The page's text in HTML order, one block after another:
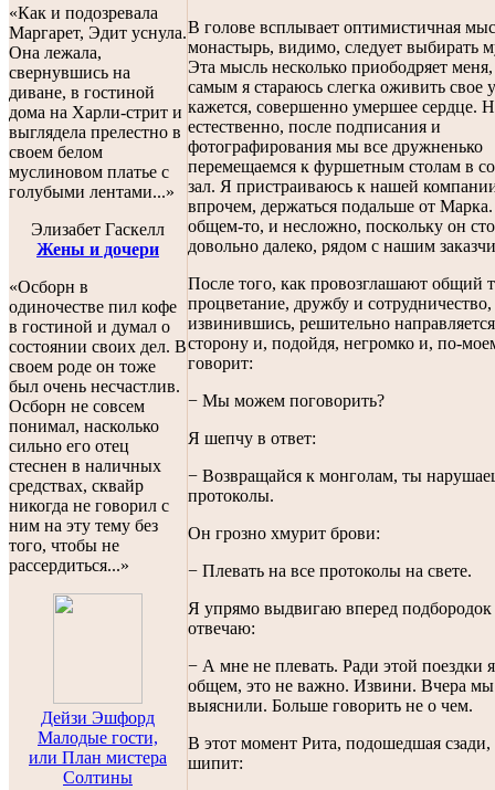
«Как и подозревала
Маргарет, Эдит уснула.
Она лежала,
свернувшись на
диване, в гостиной
дома на Харли-стрит и
выглядела прелестно в
своем белом
муслиновом платье с
голубыми лентами...»
Элизабет Гаскелл
Жены и дочери
«Осборн в
одиночестве пил кофе
в гостиной и думал о
состоянии своих дел. В
своем роде он тоже
был очень несчастлив.
Осборн не совсем
понимал, насколько
сильно его отец
стеснен в наличных
средствах, сквайр
никогда не говорил с
ним на эту тему без
того, чтобы не
рассердиться...»
Дейзи Эшфорд
Малодые гости,
или План мистера
Солтины
В голове всплывает оптимистичная
монастырь, видимо, следует выбирать
Эта мысль несколько приободряет
самым я стараюсь слегка оживить свое
кажется, совершенно умершее сердце.
естественно, после подписания и
фотографирования мы все дружненько
перемещаемся к фуршетным столам в
зал. Я пристраиваюсь к нашей
впрочем, держаться подальше от
общем-то, и несложно, поскольку он
довольно далеко, рядом с нашим
После того, как провозглашают общий
процветание, дружбу и
извинившись, решительно
сторону и, подойдя, негромко и, по-
говорит:
− Мы можем поговорить?
Я шепчу в ответ:
− Возвращайся к монголам, ты
протоколы.
Он грозно хмурит брови:
− Плевать на все протоколы на свете.
Я упрямо выдвигаю вперед подбородок
отвечаю:
− А мне не плевать. Ради этой
общем, это не важно. Извини. Вчера мы
выяснили. Больше говорить не о чем.
В этот момент Рита, подошедшая сзади,
шипит: